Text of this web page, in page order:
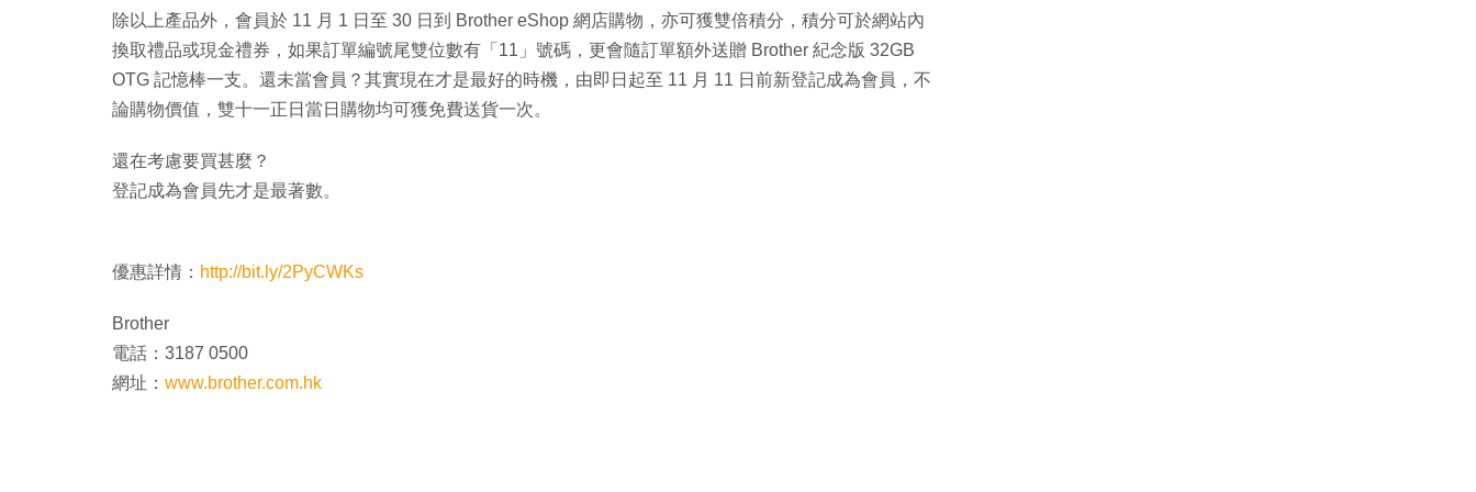
除以上產品外，會員於 11 月 1 日至 30 日到 Brother eShop 網店購物，亦可獲雙倍積分，積分可於網站內
換取禮品或現金禮券，如果訂單編號尾雙位數有「11」號碼，更會隨訂單額外送贈 Brother 紀念版 32GB
OTG 記憶棒一支。還未當會員？其實現在才是最好的時機，由即日起至 11 月 11 日前新登記成為會員，不
論購物價值，雙十一正日當日購物均可獲免費送貨一次。
還在考慮要買甚麼？
登記成為會員先才是最著數。
優惠詳情： http://bit.ly/2PyCWKs
Brother
電話：3187 0500
網址： www.brother.com.hk